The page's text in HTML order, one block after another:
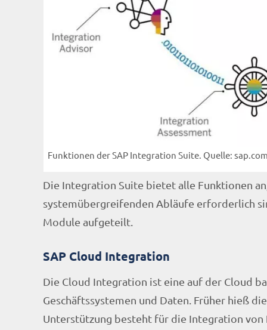
Funktionen der SAP Integration Suite. Quelle: sap.com
Die Integration Suite bietet alle Funktionen
systemübergreifenden Abläufe erforderlich
Module aufgeteilt.
SAP Cloud Integration
Die Cloud Integration ist eine auf der Cloud
Geschäftssystemen und Daten. Früher hieß
Unterstützung besteht für die Integration von